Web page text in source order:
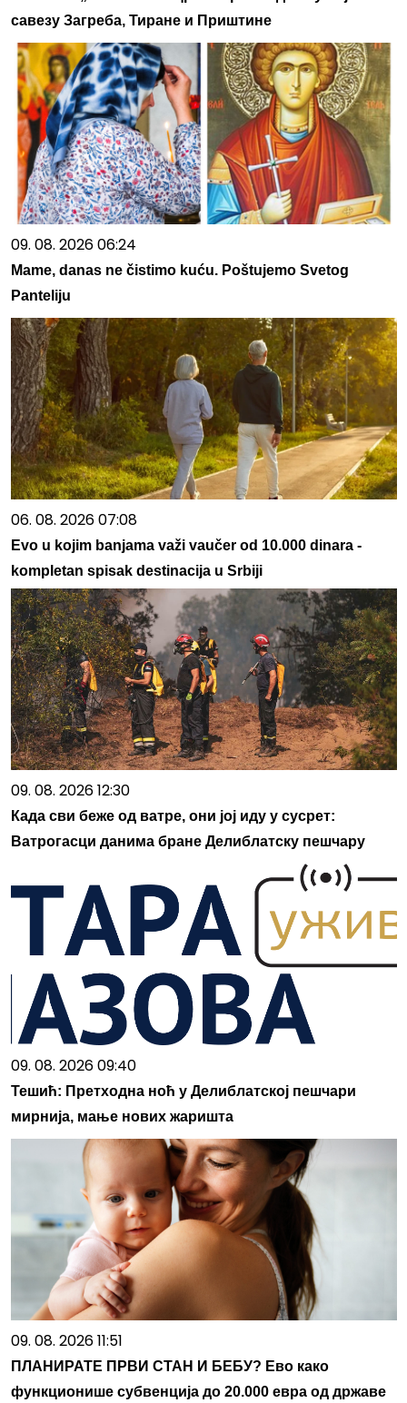
савезу Загреба, Тиране и Приштине
09. 08. 2026 06:24
Mame, danas ne čistimo kuću. Poštujemo Svetog
Panteliju
06. 08. 2026 07:08
Evo u kojim banjama važi vaučer od 10.000 dinara -
kompletan spisak destinacija u Srbiji
09. 08. 2026 12:30
Када сви беже од ватре, они јој иду у сусрет:
Ватрогасци данима бране Делиблатску пешчару
09. 08. 2026 09:40
Тешић: Претходна ноћ у Делиблатској пешчари
мирнија, мање нових жаришта
09. 08. 2026 11:51
ПЛАНИРАТЕ ПРВИ СТАН И БЕБУ? Ево како
функционише субвенција до 20.000 евра од државе